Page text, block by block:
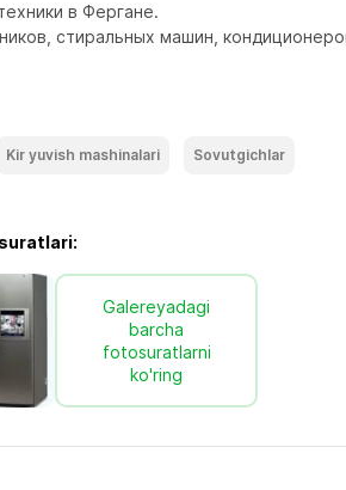
в Фергане.
стиральных машин,
Kir yuvish mashinalari Sovutgichlar
Galereyadagi
barcha
fotosuratlarni
ko'ring